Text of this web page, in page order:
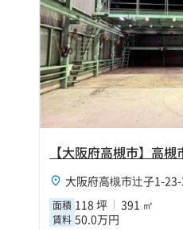
大阪府高槻市辻子1-
面積 118 坪 391 ㎡
賃料 50.0万円